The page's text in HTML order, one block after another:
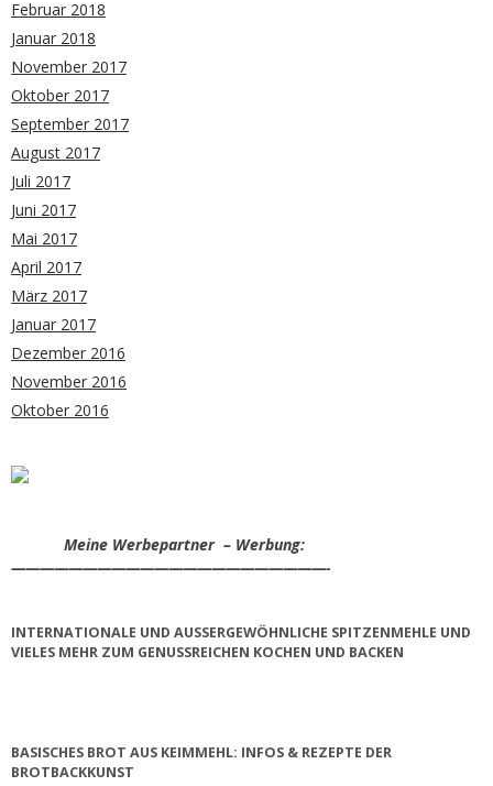
Februar 2018
Januar 2018
November 2017
Oktober 2017
September 2017
August 2017
Juli 2017
Juni 2017
Mai 2017
April 2017
März 2017
Januar 2017
Dezember 2016
November 2016
Oktober 2016
Meine Werbepartner – Werbung:
——————————————————————-
INTERNATIONALE UND AUSSERGEWÖHNLICHE SPITZENMEHLE UND V
IELES MEHR ZUM GENUSSREICHEN KOCHEN UND BACKEN
BASISCHES BROT AUS KEIMMEHL: INFOS & REZEPTE DER
BROTBACKKUNST